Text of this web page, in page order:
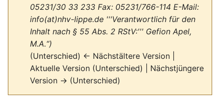
05231/30 33 233 Fax: 05231/766-114 E-Mail:
info(at)nhv-lippe.de '''Verantwortlich für den
Inhalt nach § 55 Abs. 2 RStV:''' Gefion Apel,
M.A.“)
(Unterschied) ← Nächstältere Version |
Aktuelle Version (Unterschied) | Nächstjüngere
Version → (Unterschied)